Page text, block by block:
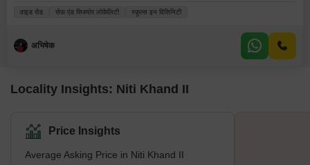
वाइड रोड सेफ़ एंड सिक्योर लोकैलिटी स्कूल्स इन विसिनिटी
अभिषेक
Locality Insights: Niti Khand II
Price Insights
Average Asking Price in Niti Khand II